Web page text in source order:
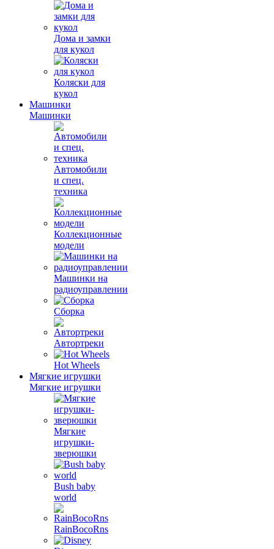
Дома и замки
для кукол
Коляски для
кукол
Машинки
Машинки
Автомобили
и спец.
техника
Коллекционные
модели
Машинки на
радиоуправлении
Сборка
Автортреки
Hot Wheels
Мягкие игрушки
Мягкие игрушки
Мягкие
игрушки-
зверюшки
Bush baby
world
RainBocoRns